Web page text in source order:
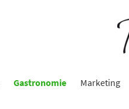
Gastronomie Marketing